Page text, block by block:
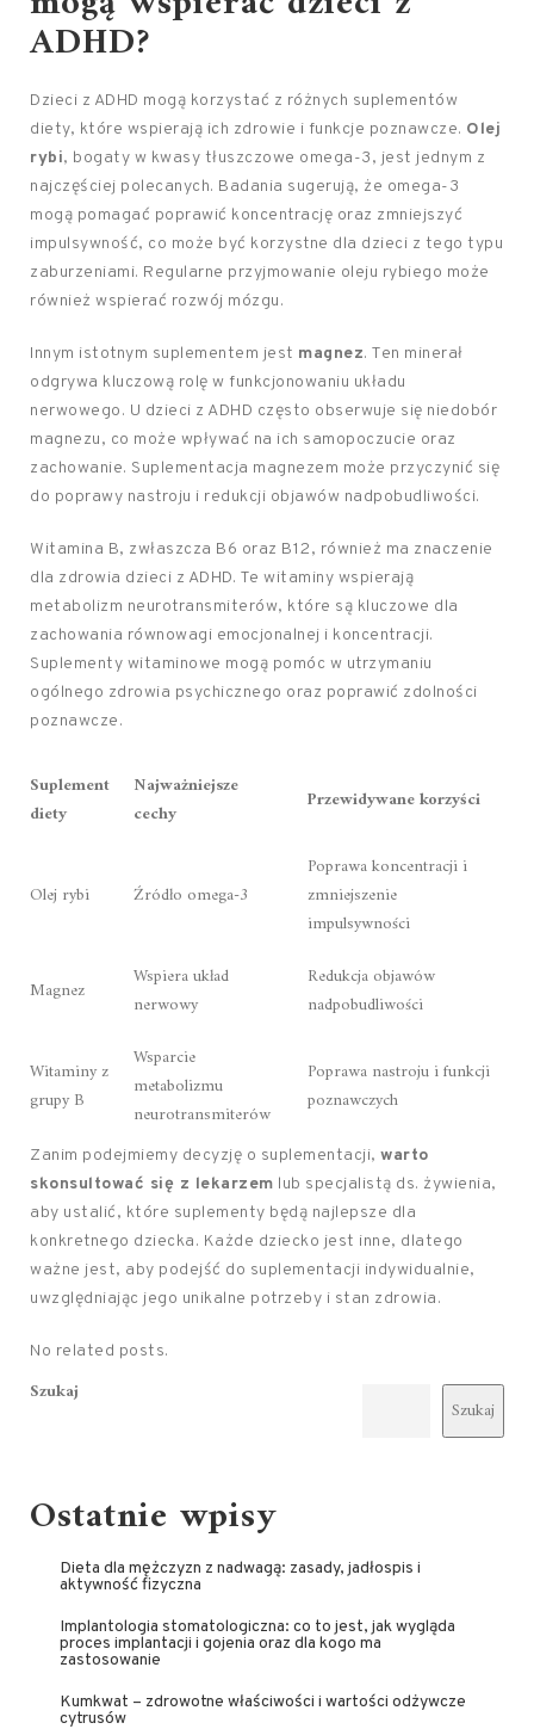
ADHD?
Dzieci z ADHD mogą korzystać z różnych suplementów
diety, które wspierają ich zdrowie i funkcje poznawcze. Olej
rybi, bogaty w kwasy tłuszczowe omega-3, jest jednym z
najczęściej polecanych. Badania sugerują, że omega-3
mogą pomagać poprawić koncentrację oraz zmniejszyć
impulsywność, co może być korzystne dla dzieci z tego typu
zaburzeniami. Regularne przyjmowanie oleju rybiego może
również wspierać rozwój mózgu.
Innym istotnym suplementem jest magnez. Ten minerał
odgrywa kluczową rolę w funkcjonowaniu układu
nerwowego. U dzieci z ADHD często obserwuje się niedobór
magnezu, co może wpływać na ich samopoczucie oraz
zachowanie. Suplementacja magnezem może przyczynić się
do poprawy nastroju i redukcji objawów nadpobudliwości.
Witamina B, zwłaszcza B6 oraz B12, również ma znaczenie
dla zdrowia dzieci z ADHD. Te witaminy wspierają
metabolizm neurotransmiterów, które są kluczowe dla
zachowania równowagi emocjonalnej i koncentracji.
Suplementy witaminowe mogą pomóc w utrzymaniu
ogólnego zdrowia psychicznego oraz poprawić zdolności
poznawcze.
Suplement
diety
Najważniejsze
cechy
Przewidywane korzyści
Olej rybi Źródło omega-3
Poprawa koncentracji i
zmniejszenie
impulsywności
Magnez
Wspiera układ
nerwowy
Redukcja objawów
nadpobudliwości
Witaminy z
grupy B
Wsparcie
metabolizmu
neurotransmiterów
Poprawa nastroju i funkcji
poznawczych
Zanim podejmiemy decyzję o suplementacji, warto
skonsultować się z lekarzem lub specjalistą ds. żywienia,
aby ustalić, które suplementy będą najlepsze dla
konkretnego dziecka. Każde dziecko jest inne, dlatego
ważne jest, aby podejść do suplementacji indywidualnie,
uwzględniając jego unikalne potrzeby i stan zdrowia.
No related posts.
Szukaj
Szukaj
Ostatnie wpisy
Dieta dla mężczyzn z nadwagą: zasady, jadłospis i
aktywność fizyczna
Implantologia stomatologiczna: co to jest, jak wygląda
proces implantacji i gojenia oraz dla kogo ma
zastosowanie
Kumkwat – zdrowotne właściwości i wartości odżywcze
cytrusów